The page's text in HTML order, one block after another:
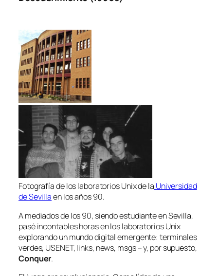
Fotografía de los laboratorios Unix de la Universidad
de Sevillaen los años 90.
A mediados de los 90, siendo estudiante en Sevilla,
pasé incontables horas en los laboratorios Unix
explorando un mundo digital emergente: terminales
verdes, USENET, links, news, msgs – y, por supuesto,
Conquer.